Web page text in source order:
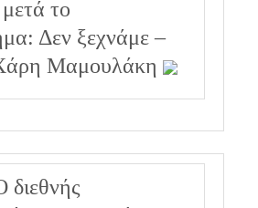
το
Δεν ξεχνάμε –
Μαμουλάκη